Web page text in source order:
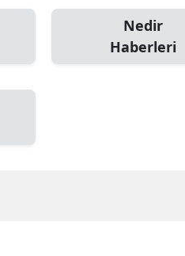
Nedir
Haberleri